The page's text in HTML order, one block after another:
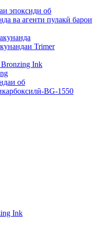
эпоксиди об
ва агенти пулакӣ барои
Trimer
Ink
об
BG-1550
Ink